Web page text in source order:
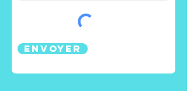
Envoyer